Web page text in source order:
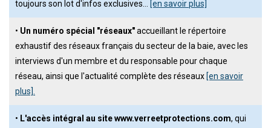
toujours son lot d'infos exclusives…
[en savoir plus]
• Un numéro spécial "réseaux"accueillant le répertoire
exhaustif des réseaux français du secteur de la baie, avec les
interviews d'un membre et du responsable pour chaque
réseau, ainsi que l'actualité complète des réseaux [en savoir
plus].
• L'accès intégral au site www.verreetprotections.com, qui